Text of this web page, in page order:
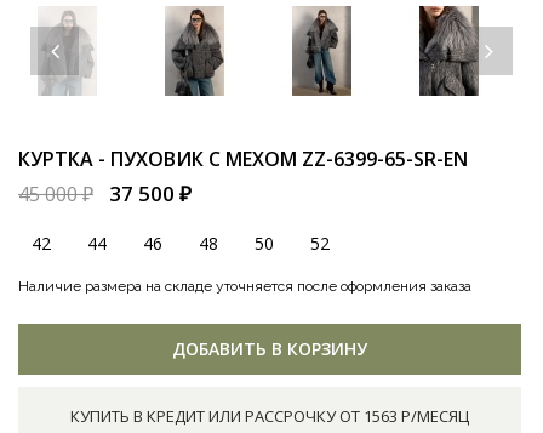
КУРТКА - ПУХОВИК С МЕХОМ ZZ-6399-65-SR-EN
45 000 ₽
37 500 ₽
42 44 46 48 50 52
Наличие размера на складе уточняется после оформления заказа
ДОБАВИТЬ В КОРЗИНУ
КУПИТЬ В КРЕДИТ ИЛИ РАССРОЧКУ ОТ 1563 Р/МЕСЯЦ